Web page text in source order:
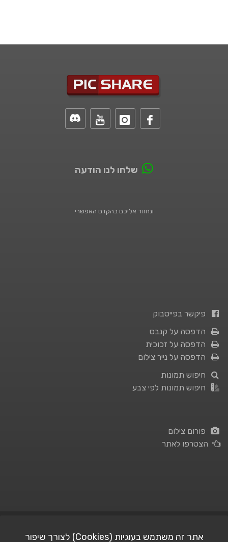
שלחו לנו הודעה
ונחזור אליכם בהקדם האפשרי
פיקשר בפייסבוק
הדפסה על קנבס
הדפסה על זכוכית
הדפסה על נייר צילום
חיפוש תמונות
חיפוש תמונות לפי צבע
פורום צילום
הצטרפו לאתר
אתר זה משתמש בעוגיות (Cookies) לצורך שיפור